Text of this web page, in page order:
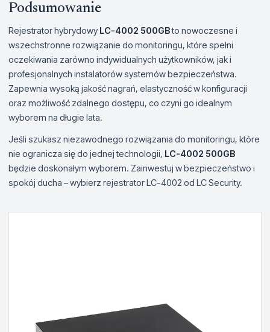
Podsumowanie
Rejestrator hybrydowy LC-4002 500GBto nowoczesne i
wszechstronne rozwiązanie do monitoringu, które spełni
oczekiwania zarówno indywidualnych użytkowników, jak i
profesjonalnych instalatorów systemów bezpieczeństwa.
Zapewnia wysoką jakość nagrań, elastyczność w konfiguracji
oraz możliwość zdalnego dostępu, co czyni go idealnym
wyborem na długie lata.
Jeśli szukasz niezawodnego rozwiązania do monitoringu, które
nie ogranicza się do jednej technologii, LC-4002 500GB
będzie doskonałym wyborem. Zainwestuj w bezpieczeństwo i
spokój ducha – wybierz rejestrator LC-4002 od LC Security.